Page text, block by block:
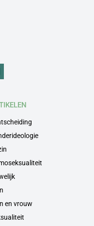
en vrouw